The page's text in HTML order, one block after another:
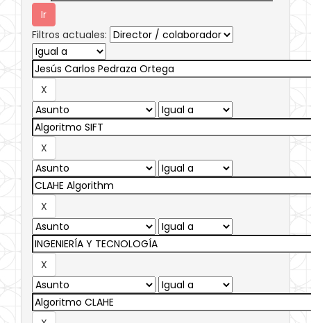
Filtros actuales: